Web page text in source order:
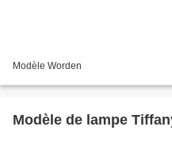
Modèle Worden
Modèle de lampe